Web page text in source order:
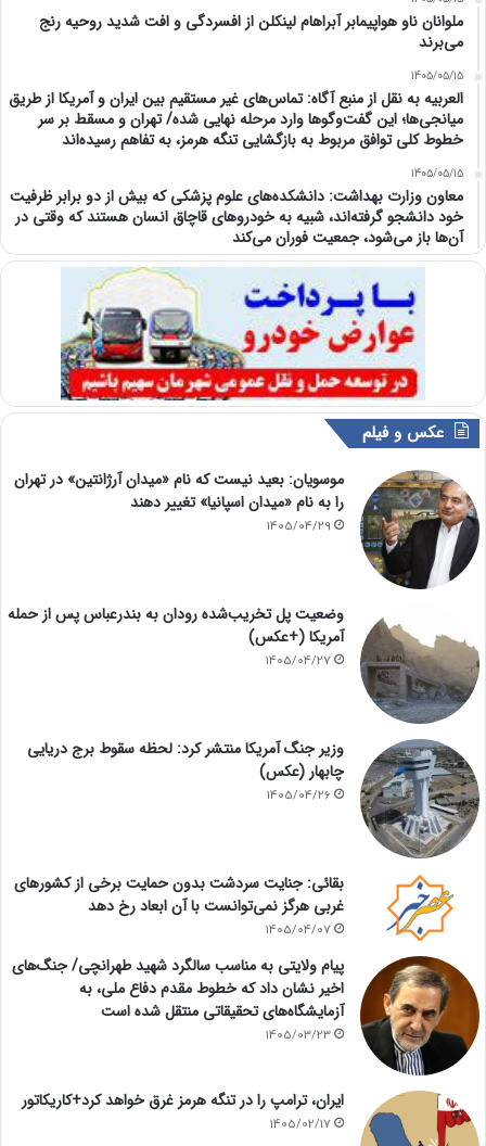
ملوانان ناو هواپیمابر آبراهام لینکلن از افسردگی و افت شدید روحیه رنج
می‌برند
1405/05/15
العربیه به نقل از منبع آگاه: تماس‌های غیر مستقیم بین ایران و آمریکا از طریق
میانجی‌ها؛ این گفت‌و‌گو‌ها وارد مرحله نهایی شده/ تهران و مسقط بر سر
خطوط کلی توافق مربوط به بازگشایی تنگه هرمز، به تفاهم رسیده‌اند
1405/05/15
معاون وزارت بهداشت: دانشکده‌های علوم پزشکی که بیش از دو برابر ظرفیت
خود دانشجو گرفته‌اند، شبیه به خودرو‌های قاچاق انسان هستند که وقتی در
آن‌ها باز می‌شود، جمعیت فوران می‌کند
عکس و فیلم
موسویان: بعید نیست که نام «میدان آرژانتین» در تهران
را به نام «میدان اسپانیا» تغییر دهند
1405/04/29
وضعیت پل تخریب‌شده رودان به بندرعباس پس از حمله
آمریکا (+عکس)
1405/04/27
وزیر جنگ آمریکا منتشر کرد: لحظه سقوط برج دریایی
چابهار (عکس)
1405/04/26
بقائی: جنایت سردشت بدون حمایت برخی از کشورهای
غربی هرگز نمی‌توانست با آن ابعاد رخ دهد
1405/04/07
پیام ولایتی به مناسب سالگرد شهید طهرانچی/ جنگ‌های
اخیر نشان داد که خطوط مقدم دفاع ملی، به
آزمایشگاه‌های تحقیقاتی منتقل شده است
1405/03/23
ایران، ترامپ را در تنگه هرمز غرق خواهد کرد+کاریکاتور
1405/02/17